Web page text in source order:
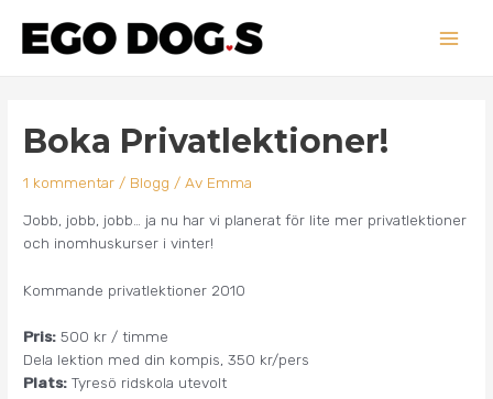
innehåll
Boka Privatlektioner!
1 kommentar / Blogg / Av Emma
Jobb, jobb, jobb… ja nu har vi planerat för lite mer privatlektioner
och inomhuskurser i vinter!
Kommande privatlektioner 2010
Pris: 500 kr / timme
Dela lektion med din kompis, 350 kr/pers
Plats: Tyresö ridskola utevolt